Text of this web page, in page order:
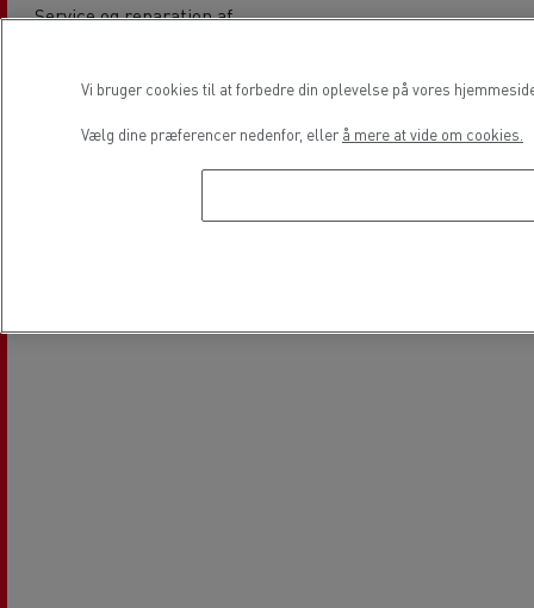
Service og reparation af
Lokation
Vi bruger cookies til at forbedre din oplevelse på vores
Vælg dine præferencer nedenfor, eller å mere at vide om cookies.